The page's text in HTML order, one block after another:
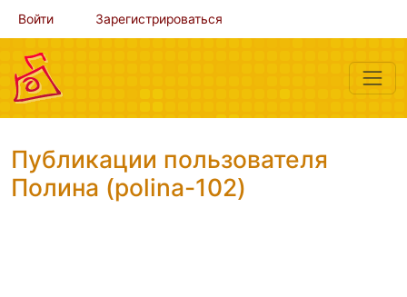
Войти Зарегистрироваться
Публикации пользователя
Полина (polina-102)